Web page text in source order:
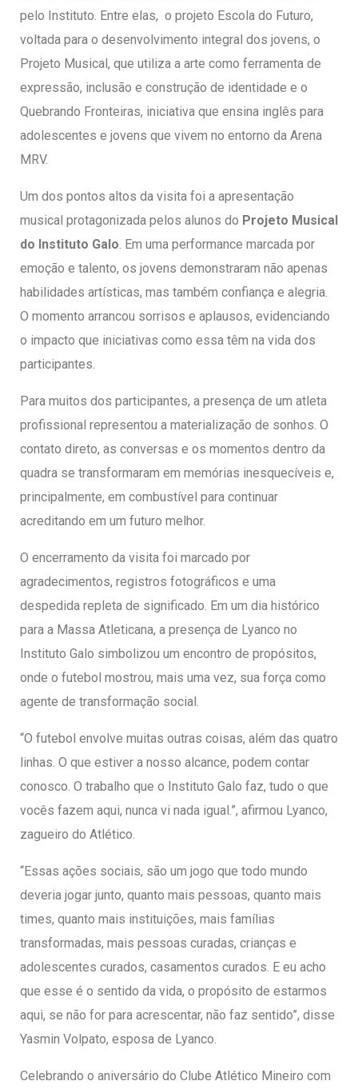
pelo Instituto. Entre elas, o projeto Escola do Futuro,
voltada para o desenvolvimento integral dos jovens, o
Projeto Musical, que utiliza a arte como ferramenta de
expressão, inclusão e construção de identidade e o
Quebrando Fronteiras, iniciativa que ensina inglês para
adolescentes e jovens que vivem no entorno da Arena
MRV.
Um dos pontos altos da visita foi a apresentação
musical protagonizada pelos alunos do Projeto Musical
do Instituto Galo . Em uma performance marcada por
emoção e talento, os jovens demonstraram não apenas
habilidades artísticas, mas também confiança e alegria.
O momento arrancou sorrisos e aplausos, evidenciando
o impacto que iniciativas como essa têm na vida dos
participantes.
Para muitos dos participantes, a presença de um atleta
profissional representou a materialização de sonhos. O
contato direto, as conversas e os momentos dentro da
quadra se transformaram em memórias inesquecíveis e,
principalmente, em combustível para continuar
acreditando em um futuro melhor.
O encerramento da visita foi marcado por
agradecimentos, registros fotográficos e uma
despedida repleta de significado. Em um dia histórico
para a Massa Atleticana, a presença de Lyanco no
Instituto Galo simbolizou um encontro de propósitos,
onde o futebol mostrou, mais uma vez, sua força como
agente de transformação social.
“O futebol envolve muitas outras coisas, além das quatro
linhas. O que estiver a nosso alcance, podem contar
conosco. O trabalho que o Instituto Galo faz, tudo o que
vocês fazem aqui, nunca vi nada igual.”, afirmou Lyanco,
zagueiro do Atlético.
“Essas ações sociais, são um jogo que todo mundo
deveria jogar junto, quanto mais pessoas, quanto mais
times, quanto mais instituições, mais famílias
transformadas, mais pessoas curadas, crianças e
adolescentes curados, casamentos curados. E eu acho
que esse é o sentido da vida, o propósito de estarmos
aqui, se não for para acrescentar, não faz sentido”, disse
Yasmin Volpato, esposa de Lyanco.
Celebrando o aniversário do Clube Atlético Mineiro com